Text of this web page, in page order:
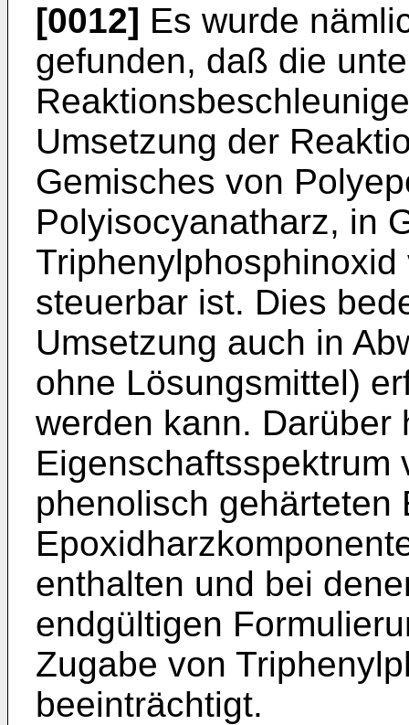
[0012] Es wurde
gefunden, daß die
Umsetzung der
Gemisches von
Polyisocyanatharz, in
steuerbar ist. Dies
Umsetzung auch in
ohne Lösungsmittel)
werden kann. Darüber
Eigenschaftsspektrum
phenolisch gehärteten
enthalten und bei
endgültigen
Zugabe von
beeinträchtigt.